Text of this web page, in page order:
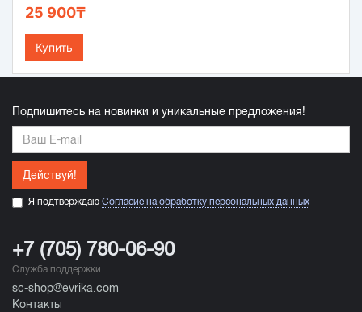
25 900₸
Купить
Подпишитесь на новинки и уникальные предложения!
Действуй!
Я подтверждаю Согласие на обработку персональных данных
+7 (705) 780-06-90
Служба поддержки
sc-shop@evrika.com
Контакты